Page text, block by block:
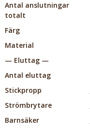
Antal anslutningar
totalt
Färg
Material
— Eluttag —
Antal eluttag
Stickpropp
Strömbrytare
Barnsäker